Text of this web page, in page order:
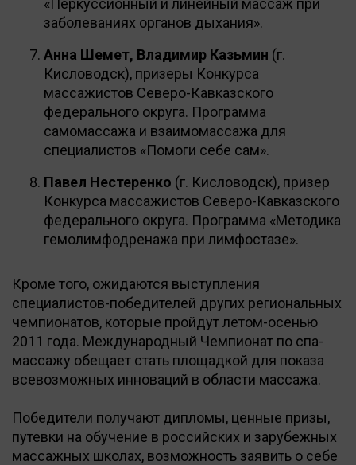
«Перкуссионный и линейный массаж при
заболеваниях органов дыхания».
Анна Шемет, Владимир Казьмин (г.
Кисловодск), призеры Конкурса
массажистов Северо-Кавказского
федерального округа. Программа
самомассажа и взаимомассажа для
специалистов «Помоги себе сам».
Павел Нестеренко (г. Кисловодск), призер
Конкурса массажистов Северо-Кавказского
федерального округа. Программа «Методика
гемолимфодренажа при лимфостазе».
Кроме того, ожидаются выступления
специалистов-победителей других региональных
чемпионатов, которые пройдут летом-осенью
2011 года. Международный Чемпионат по спа-
массажу обещает стать площадкой для показа
всевозможных инноваций в области массажа.
Победители получают дипломы, ценные призы,
путевки на обучение в российских и зарубежных
массажных школах, возможность заявить о себе